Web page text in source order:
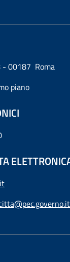
- 00187 Roma
piano